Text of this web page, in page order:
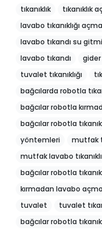
tıkanıklık
tıkanıklık
lavabo tıkanıklığı
lavabo tıkandı su
lavabo tıkandı
tuvalet tıkanıklığı
bağcılarda robotla
bağcılar robotla
bağcılar robotla
yöntemleri
mutfak
mutfak lavabo
bağcılar robotla
kırmadan lavabo açma
tuvalet
tuvalet
bağcılar robotla